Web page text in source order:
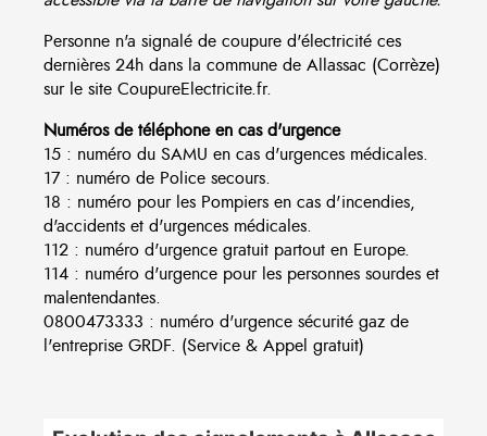
Personne n'a signalé de coupure d'électricité ces
dernières 24h dans la commune de Allassac (Corrèze)
sur le site CoupureElectricite.fr.
Numéros de téléphone en cas d'urgence
15 : numéro du SAMU en cas d'urgences médicales.
17 : numéro de Police secours.
18 : numéro pour les Pompiers en cas d'incendies,
d'accidents et d'urgences médicales.
112 : numéro d'urgence gratuit partout en Europe.
114 : numéro d'urgence pour les personnes sourdes et
malentendantes.
0800473333 : numéro d'urgence sécurité gaz de
l'entreprise GRDF. (Service & Appel gratuit)